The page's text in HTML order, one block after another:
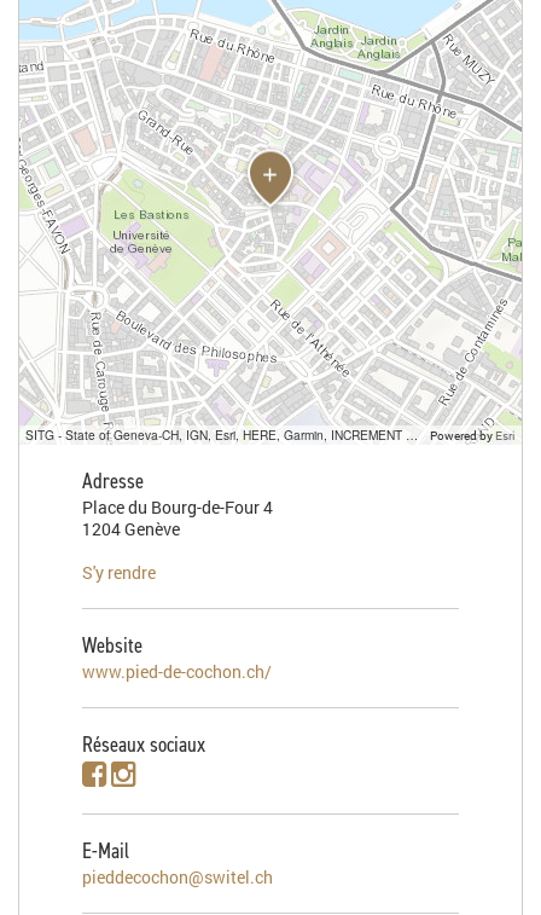
SITG - State of Geneva-CH, IGN, Esri, HERE, Garmin, INCREMENT P, USGS, METI/NASA Powered by Esri
Adresse
Place du Bourg-de-Four 4
1204 Genève
S'y rendre
Website
www.pied-de-cochon.ch/
Réseaux sociaux
E-Mail
pieddecochon@switel.ch